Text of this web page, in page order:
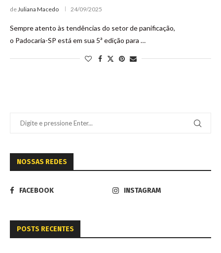
deJuliana Macedo 24/09/2025
Sempre atento às tendências do setor de panificação,
o Padocaria-SP está em sua 5ª edição para …
NOSSAS REDES
FACEBOOK INSTAGRAM
POSTS RECENTES